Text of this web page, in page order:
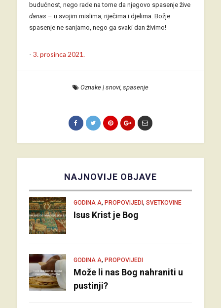
budućnost, nego rade na tome da njegovo spasenje žive
danas – u svojim mislima, riječima i djelima. Božje
spasenje ne sanjamo, nego ga svaki dan živimo!
- 3. prosinca 2021.
Oznake| snovi, spasenje
NAJNOVIJE OBJAVE
GODINA A, PROPOVIJEDI, SVETKOVINE
Isus Krist je Bog
GODINA A, PROPOVIJEDI
Može li nas Bog nahraniti u
pustinji?